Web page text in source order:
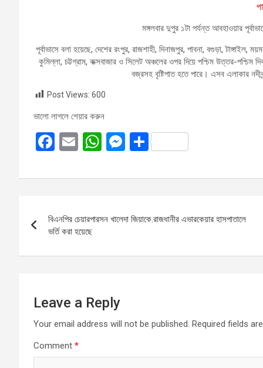
মঙ্গলবার দুপুর ১টা পর্যন্ত আবহাওয়ার
পূর্বাভাসে বলা হয়েছে, দেশের রংপুর, রাজশাহী, দিনাজপুর, পাবনা, বগুড়া, টাঙ্গাইল,
কুমিল্লা, চট্টগ্রাম, কক্সবাজার ও সিলেট অঞ্চলের ওপর দিয়ে পশ্চিম উত্তর-পশ্চিম
বজ্রসহ বৃষ্টিপাত হতে পারে। এসব এলাকার
Post Views: 600
ভালো লাগলে শেয়ার করুন
F
ce
o
o
k
E
ail
W
at
A
p
M
se
g
S
ar
navigation
বিএনপির চেয়ারপারসন খালেদা জিয়াকে.রাজধানীর এভারকেয়ার হাসপাতালে
ভর্তি করা হয়েছে
Leave a Reply
Your email address will not be published. Required fields
Comment *